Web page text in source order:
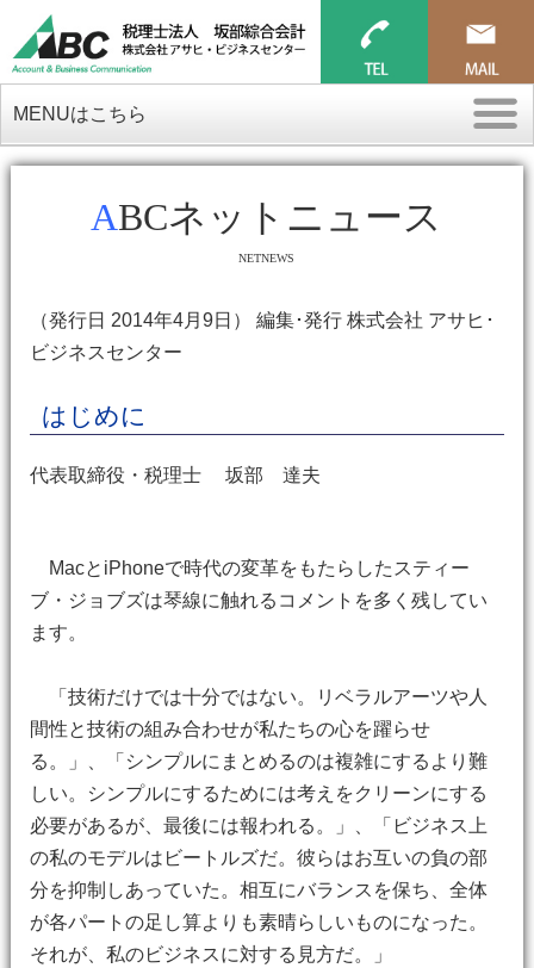
MENUはこちら
ABCネットニュース
NETNEWS
（発行日 2014年4月9日） 編集･発行 株式会社 アサヒ･
ビジネスセンター
はじめに
代表取締役・税理士 坂部 達夫
MacとiPhoneで時代の変革をもたらしたスティー
ブ・ジョブズは琴線に触れるコメントを多く残してい
ます。
「技術だけでは十分ではない。リベラルアーツや人
間性と技術の組み合わせが私たちの心を躍らせ
る。」、「シンプルにまとめるのは複雑にするより難
しい。シンプルにするためには考えをクリーンにする
必要があるが、最後には報われる。」、「ビジネス上
の私のモデルはビートルズだ。彼らはお互いの負の部
分を抑制しあっていた。相互にバランスを保ち、全体
が各パートの足し算よりも素晴らしいものになった。
それが、私のビジネスに対する見方だ。」